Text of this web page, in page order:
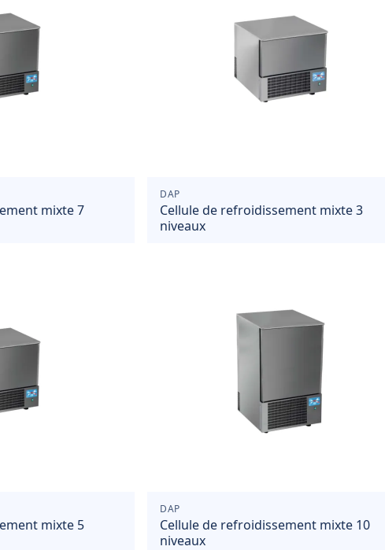
mixte 7
DAP
Cellule de refroidissement mixte 3
niveaux
mixte 5
DAP
Cellule de refroidissement mixte 10
niveaux